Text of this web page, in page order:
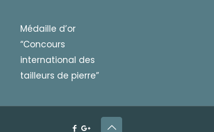
Médaille d’or
“Concours
international des
tailleurs de pierre”